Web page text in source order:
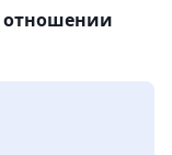
отношении